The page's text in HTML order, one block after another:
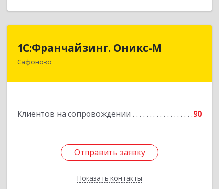
1С:Франчайзинг. Оникс-М
Сафоново
Клиентов на сопровождении 90
Отправить заявку
Показать контакты
1С:Франчайзинг. Оникс-М
215500, Смоленская обл, Сафоновский р-н,
Отправить заявку
Назад